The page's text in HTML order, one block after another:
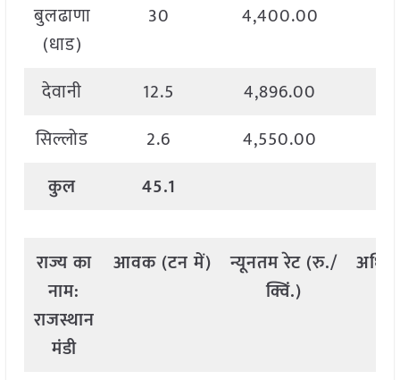
बुलढाणा
(धाड)
30 4,400.00
देवानी 12.5 4,896.00
सिल्लोड
2.6 4,550.00
कुल
45.1
राज्यका
नाम:
राजस्थान
मंडी
आवक (टनमें) न्यूनतमरेट (रु./
क्विं.)